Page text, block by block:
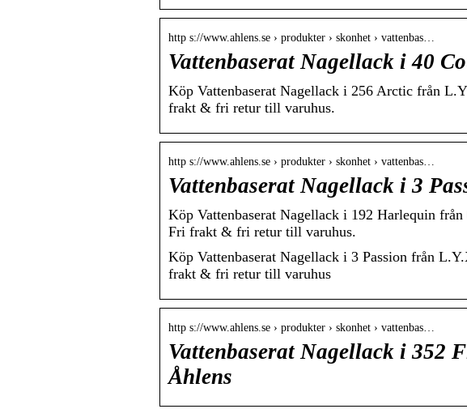
http s://www.ahlens.se › produkter › skonhet › vattenbas…
Vattenbaserat Nagellack i 40
Köp Vattenbaserat Nagellack i 256 Arctic från
frakt & fri retur till varuhus.
http s://www.ahlens.se › produkter › skonhet › vattenbas…
Vattenbaserat Nagellack i 3
Köp Vattenbaserat Nagellack i 192 Harlequin
Fri frakt & fri retur till varuhus.
Köp Vattenbaserat Nagellack i 3 Passion från
frakt & fri retur till varuhus
http s://www.ahlens.se › produkter › skonhet › vattenbas…
Vattenbaserat Nagellack i 352
Åhlens